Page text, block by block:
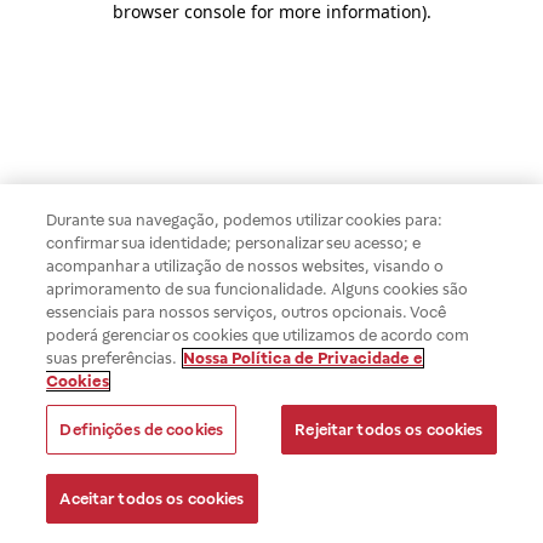
browser console for more information).
Durante sua navegação, podemos utilizar cookies para:
confirmar sua identidade; personalizar seu acesso; e
acompanhar a utilização de nossos websites, visando o
aprimoramento de sua funcionalidade. Alguns cookies são
essenciais para nossos serviços, outros opcionais. Você
poderá gerenciar os cookies que utilizamos de acordo com
suas preferências. Nossa Política de Privacidade e
Cookies
Definições de cookies Rejeitar todos os cookies
Aceitar todos os cookies